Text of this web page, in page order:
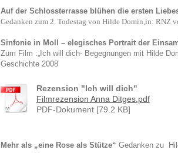
Auf der Schlossterrasse blühen die ersten
Gedanken zum 2. Todestag von Hilde Domin,in: RNZ
Sinfonie in Moll – elegisches Portrait der
Zum Film :„Ich will dich- Begegnungen mit Hilde
Geschichte 2008
Rezension "Ich will dich"
Filmrezension Anna Ditges.pdf
PDF-Dokument [79.2 KB]
Mehr als „eine Rose als Stütze“ Gedanken zu